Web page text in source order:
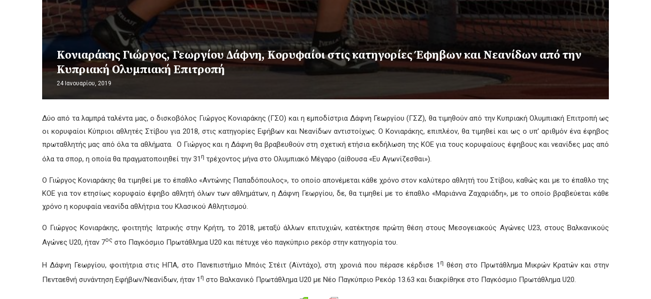
Κονιαράκης Γιώργος, Γεωργίου Δάφνη, Κορυφαίοι στις κατηγορίες Έφηβων και Νεανίδων από την
Κυπριακή Ολυμπιακή Επιτροπή
24 Ιανουαρίου, 2019
Δύο από τα λαμπρά ταλέντα μας, ο δισκοβόλος Γιώργος Κονιαράκης (ΓΣΟ) και η εμποδίστρια Δάφνη Γεωργίου (ΓΣΖ), θα τιμηθούν από την Κυπριακή Ολυμπιακή Επιτροπή ως
οι κορυφαίοι Κύπριοι αθλητές Στίβου για 2018, στις κατηγορίες Εφήβων και Νεανίδων αντιστοίχως. Ο Κονιαράκης, επιπλέον, θα τιμηθεί και ως ο υπ’ αριθμόν ένα έφηβος
πρωταθλητής μας από όλα τα αθλήματα. Ο Γιώργος και η Δάφνη θα βραβευθούν στη σχετική ετήσια εκδήλωση της ΚΟΕ για τους κορυφαίους έφηβους και νεανίδες μας από
όλα τα σπορ, η οποία θα πραγματοποιηθεί την 31 η τρέχοντος μήνα στο Ολυμπιακό Μέγαρο (αίθουσα «Ευ Αγωνίζεσθαι»).
Ο Γιώργος Κονιαράκης θα τιμηθεί με το έπαθλο «Αντώνης Παπαδόπουλος», το οποίο απονέμεται κάθε χρόνο στον καλύτερο αθλητή του Στίβου, καθώς και με το έπαθλο της
ΚΟΕ για τον ετησίως κορυφαίο έφηβο αθλητή όλων των αθλημάτων, η Δάφνη Γεωργίου, δε, θα τιμηθεί με το έπαθλο «Μαριάννα Ζαχαριάδη», με το οποίο βραβεύεται κάθε
χρόνο η κορυφαία νεανίδα αθλήτρια του Κλασικού Αθλητισμού.
Ο Γιώργος Κονιαράκης, φοιτητής Ιατρικής στην Κρήτη, το 2018, μεταξύ άλλων επιτυχιών, κατέκτησε πρώτη θέση στους Μεσογειακούς Αγώνες U23, στους Βαλκανικούς
Αγώνες U20, ήταν 7ος στο Παγκόσμιο Πρωτάθλημα U20 και πέτυχε νέο παγκύπριο ρεκόρ στην κατηγορία του.
Η Δάφνη Γεωργίου, φοιτήτρια στις ΗΠΑ, στο Πανεπιστήμιο Μπόις Στέιτ (Αϊντάχο), στη χρονιά που πέρασε κέρδισε 1 η θέση στο Πρωτάθλημα Μικρών Κρατών και στην
Πενταεθνή συνάντηση Εφήβων/Νεανίδων, ήταν 1 η στο Βαλκανικό Πρωτάθλημα U20 με Νέο Παγκύπριο Ρεκόρ 13.63 και διακρίθηκε στο Παγκόσμιο Πρωτάθλημα U20.